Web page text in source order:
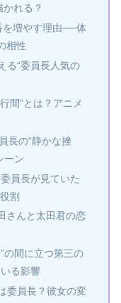
れる？
を増やす理由──体
相性
る“委員長人気の
間”とは？アニメ
長の“静かな挫
ーン
員長が見ていた
割
さんと太田君の恋
の間に立つ第三の
る影響
委員長？彼女の変